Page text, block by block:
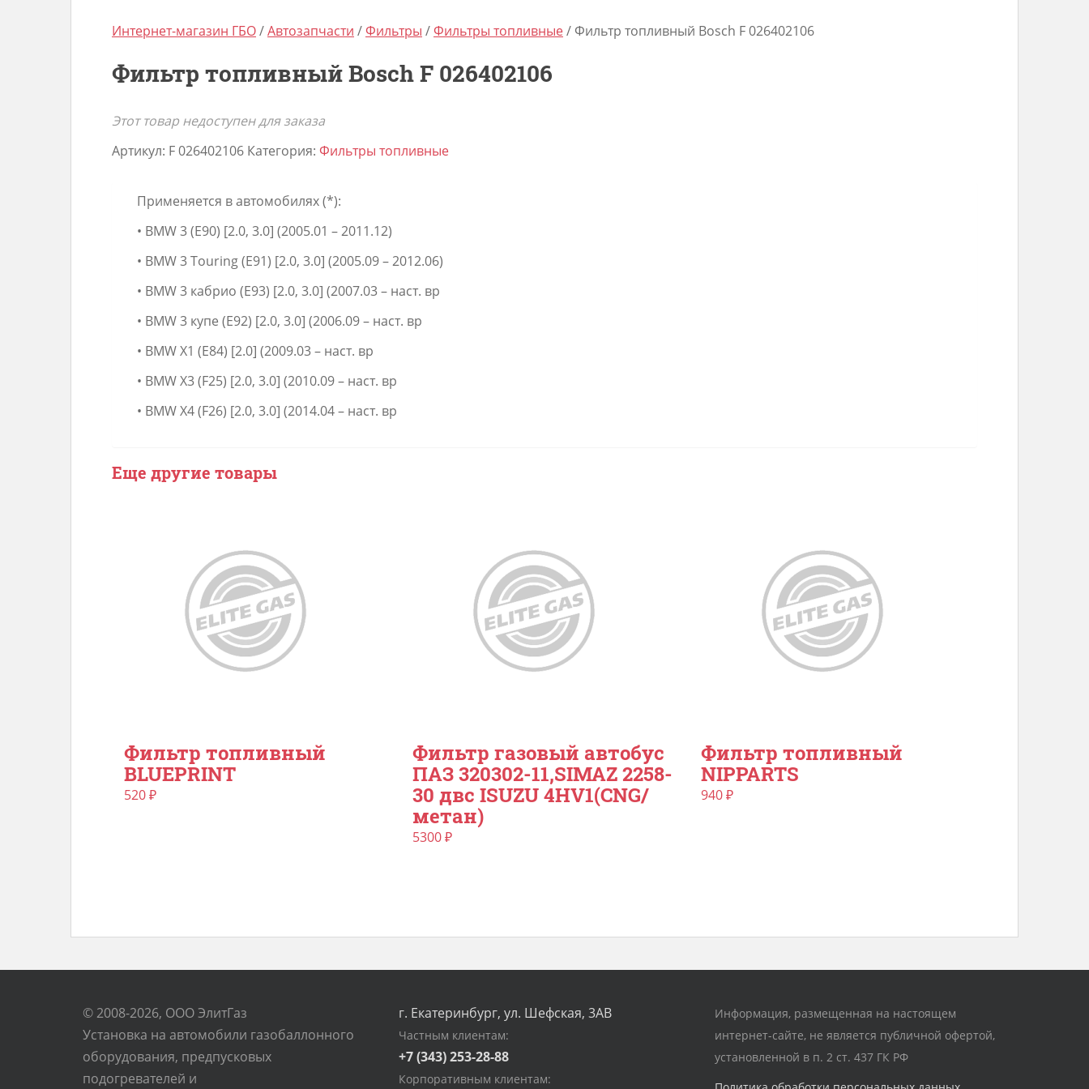
Интернет-магазин ГБО/Автозапчасти /Фильтры /Фильтры топливные/ Фильтр топливный Bosch F 026402106
Фильтр топливный Bosch F 026402106
Этот товар недоступен для заказа
Артикул: F 026402106 Категория: Фильтры топливные
Применяется в автомобилях (*):
• BMW 3 (E90) [2.0, 3.0] (2005.01 – 2011.12)
• BMW 3 Touring (E91) [2.0, 3.0] (2005.09 – 2012.06)
• BMW 3 кабрио (E93) [2.0, 3.0] (2007.03 – наст. вр
• BMW 3 купе (E92) [2.0, 3.0] (2006.09 – наст. вр
• BMW X1 (E84) [2.0] (2009.03 – наст. вр
• BMW X3 (F25) [2.0, 3.0] (2010.09 – наст. вр
• BMW X4 (F26) [2.0, 3.0] (2014.04 – наст. вр
Еще другие товары
Фильтр топливный
BLUEPRINT
520₽
Фильтр газовый автобус
ПАЗ 320302-11,SIMAZ 2258-
30 двс ISUZU 4HV1(CNG/
метан)
5300₽
Фильтр топливный
NIPPARTS
940₽
© 2008-2026, ООО ЭлитГаз
Установка на автомобили газобаллонного
оборудования, предпусковых
подогревателей и
г. Екатеринбург, ул. Шефская, 3АВ
Частным клиентам:
+7 (343) 253-28-88
Корпоративным клиентам:
Информация, размещенная на настоящем
интернет-сайте, не является публичной офертой,
установленной в п. 2 ст. 437 ГК РФ